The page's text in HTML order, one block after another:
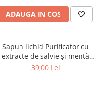
ADAUGA IN COS
Sapun lichid Purificator cu
extracte de salvie și mentă
organice, 1000 ml
39,00 Lei